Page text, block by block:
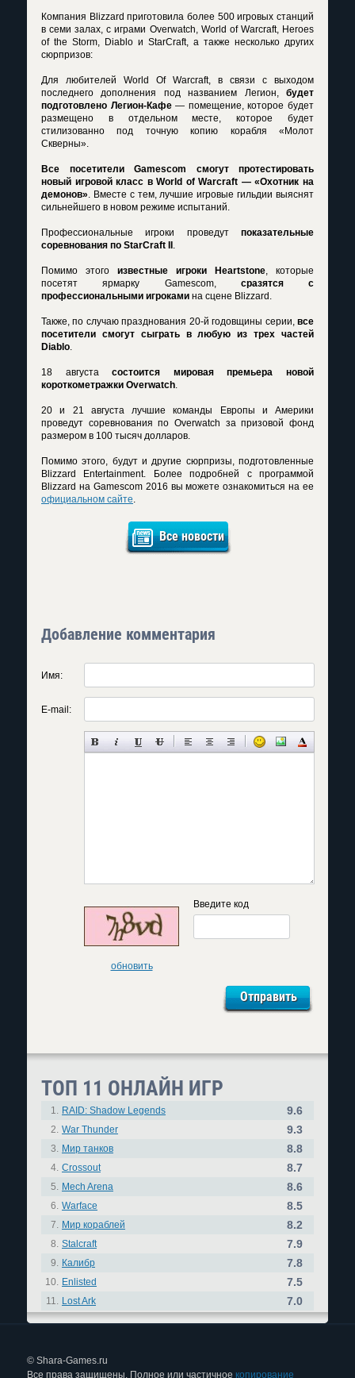
Компания Blizzard приготовила более 500 игровых станций
в семи залах, с играми Overwatch, World of Warcraft, Heroes
of the Storm, Diablo и StarCraft, а также несколько других
сюрпризов:
Для любителей World Of Warcraft, в связи с выходом
последнего дополнения под названием Легион, будет
подготовлено Легион-Кафе— помещение, которое будет
размещено в отдельном месте, которое будет
стилизованно под точную копию корабля «Молот
Скверны».
Все посетители Gamescom смогут протестировать
новый игровой класс в World of Warcraft — «Охотник на
демонов». Вместе с тем, лучшие игровые гильдии выяснят
сильнейшего в новом режиме испытаний.
Профессиональные игроки проведут показательные
соревнования по StarCraft II .
Помимо этого известные игроки Heartstone, которые
посетят ярмарку Gamescom, сразятся с
профессиональными игроками на сцене Blizzard.
Также, по случаю празднования 20-й годовщины серии, все
посетители смогут сыграть в любую из трех частей
Diablo.
18 августасостоится мировая премьера новой
короткометражки Overwatch.
20 и 21 августа лучшие команды Европы и Америки
проведут соревнования по Overwatch за призовой фонд
размером в 100 тысяч долларов.
Помимо этого, будут и другие сюрпризы, подготовленные
Blizzard Entertainment. Более подробней с программой
Blizzard на Gamescom 2016 вы можете ознакомиться на ее
официальном сайте.
Все новости
Добавление комментария
Имя:
E-mail:
обновить
Введите код
ТОП 11 ОНЛАЙН ИГР
1. RAID: Shadow Legends 9.6
2. War Thunder 9.3
3. Мир танков 8.8
4. Crossout 8.7
5. Mech Arena 8.6
6. Warface 8.5
7. Мир кораблей 8.2
8. Stalcraft 7.9
9. Калибр 7.8
10. Enlisted 7.5
11. Lost Ark 7.0
© Shara-Games.ru
Все права защищены. Полное или частичное копирование